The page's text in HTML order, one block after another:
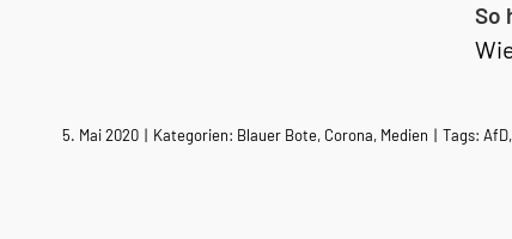
So
5. Mai 2020 | Kategorien: Blauer Bote, Corona, Medien | Tags: AfD,